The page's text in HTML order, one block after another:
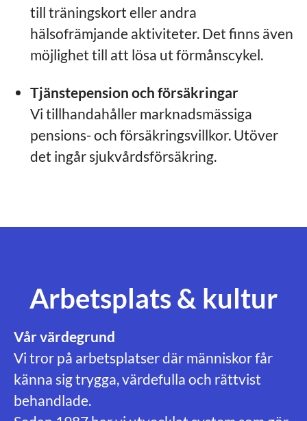
till träningskort eller andra
hälsofrämjande aktiviteter. Det finns även
möjlighet till att lösa ut förmånscykel.
Tjänstepension och försäkringar
Vi tillhandahåller marknadsmässiga
pensions- och försäkringsvillkor. Utöver
det ingår sjukvårdsförsäkring.
Arbetsplats & kultur
Vår värdegrund
Vi tror på arbetsplatser där människor får
känna sig trygga, värdefulla och rättvist
behandlade.